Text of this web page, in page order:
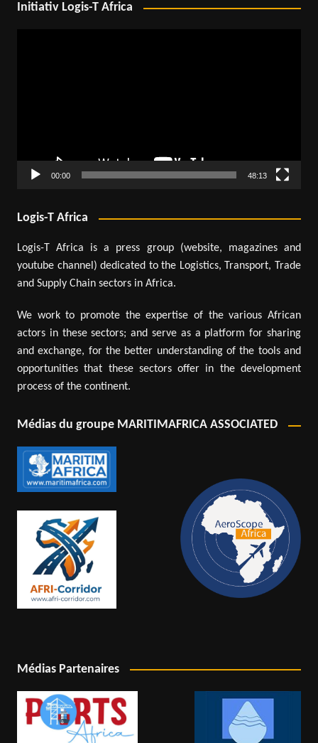
Initiativ Logis-T Africa
00:00 48:13
Logis-T Africa
Logis-T Africa is a press group (website, magazines and
youtube channel) dedicated to the Logistics, Transport, Trade
and Supply Chain sectors in Africa.
We work to promote the expertise of the various African
actors in these sectors; and serve as a platform for sharing
and exchange, for the better understanding of the tools and
opportunities that these sectors offer in the development
process of the continent.
Médias du groupe MARITIMAFRICA ASSOCIATED
Médias Partenaires